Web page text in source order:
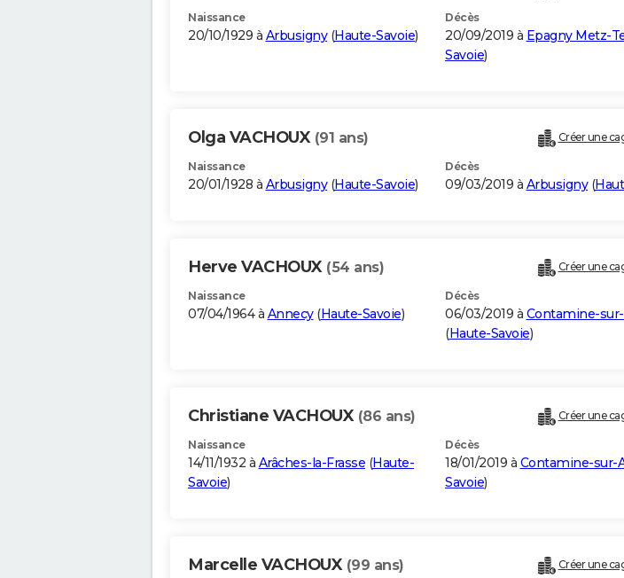
Naissance
20/10/1929 à Arbusigny(Haute-Savoie)
Décès
20/09/2019 à Epagny Metz-
Savoie)
Olga VACHOUX (91 ans) Créer une
Naissance
20/01/1928 à Arbusigny(Haute-Savoie)
Décès
09/03/2019 à Arbusigny(
Herve VACHOUX (54 ans) Créer une
Naissance
07/04/1964 à Annecy(Haute-Savoie)
Décès
06/03/2019 à Contamine-
(Haute-Savoie)
Christiane VACHOUX (86 ans) Créer une
Naissance
14/11/1932 à Arâches-la-Frasse (Haute-
Savoie)
Décès
18/01/2019 à Contamine-sur-
Savoie)
Marcelle VACHOUX (99 ans) Créer une